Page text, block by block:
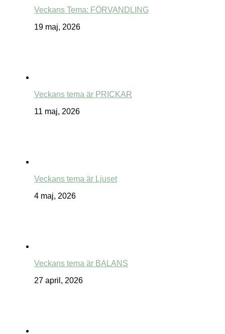
Veckans Tema: FÖRVANDLING
19 maj, 2026
Veckans tema är PRICKAR
11 maj, 2026
Veckans tema är Ljuset
4 maj, 2026
Veckans tema är BALANS
27 april, 2026